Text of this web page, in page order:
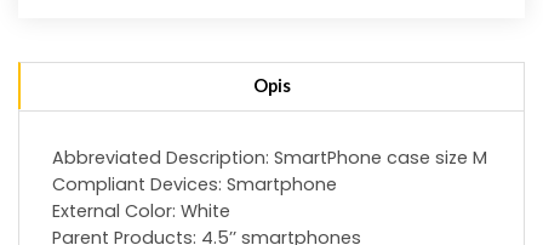
Opis
Abbreviated Description: SmartPhone case size M
Compliant Devices: Smartphone
External Color: White
Parent Products: 4.5’’ smartphones